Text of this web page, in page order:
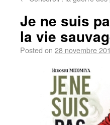
Je ne suis
la vie
Posted on 28 novembre